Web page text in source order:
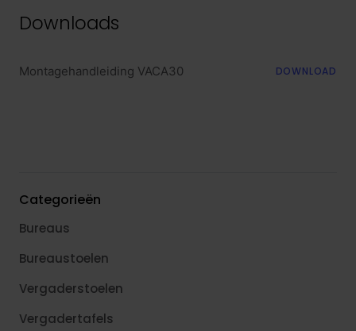
Downloads
Montagehandleiding VACA30 DOWNLOAD
Categorieën
Bureaus
Bureaustoelen
Vergaderstoelen
Vergadertafels